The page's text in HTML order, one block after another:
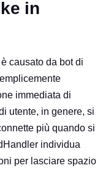
in
causato da bot di
immediata di
utente, in genere, si
più quando si
individua
per lasciare spazio